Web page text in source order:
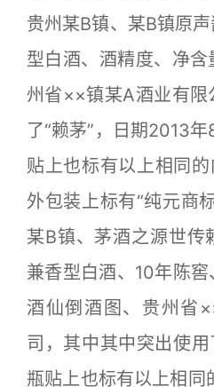
贵州某B镇、某B镇原
型白酒、酒精度、净
州省××镇某A酒业有限
了“赖茅”，日期2013
贴上也标有以上相同
外包装上标有“纯元商
某B镇、茅酒之源世传
兼香型白酒、10年陈窖
酒仙倒酒图、贵州省
司，其中其中突出使
瓶贴上也标有以上相同